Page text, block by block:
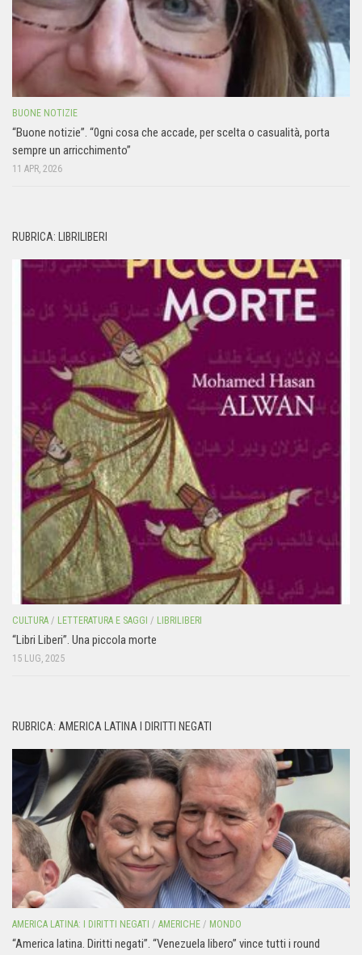
BUONE NOTIZIE
“Buone notizie”. “0gni cosa che accade, per scelta o casualità, porta
sempre un arricchimento”
11 APR, 2026
RUBRICA: LIBRILIBERI
CULTURA / LETTERATURA E SAGGI / LIBRILIBERI
“Libri Liberi”. Una piccola morte
15 LUG, 2025
RUBRICA: AMERICA LATINA I DIRITTI NEGATI
AMERICA LATINA: I DIRITTI NEGATI / AMERICHE / MONDO
“America latina. Diritti negati”. “Venezuela libero” vince tutti i round